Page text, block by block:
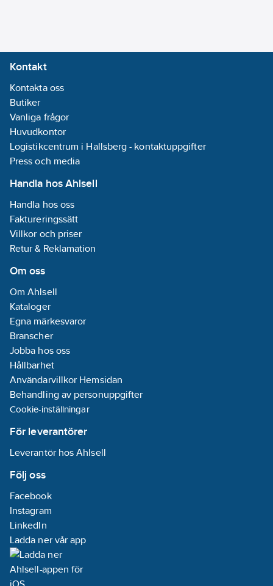
Kontakt
Kontakta oss
Butiker
Vanliga frågor
Huvudkontor
Logistikcentrum i Hallsberg - kontaktuppgifter
Press och media
Handla hos Ahlsell
Handla hos oss
Faktureringssätt
Villkor och priser
Retur & Reklamation
Om oss
Om Ahlsell
Kataloger
Egna märkesvaror
Branscher
Jobba hos oss
Hållbarhet
Användarvillkor Hemsidan
Behandling av personuppgifter
Cookie-inställningar
För leverantörer
Leverantör hos Ahlsell
Följ oss
Facebook
Instagram
LinkedIn
Ladda ner vår app